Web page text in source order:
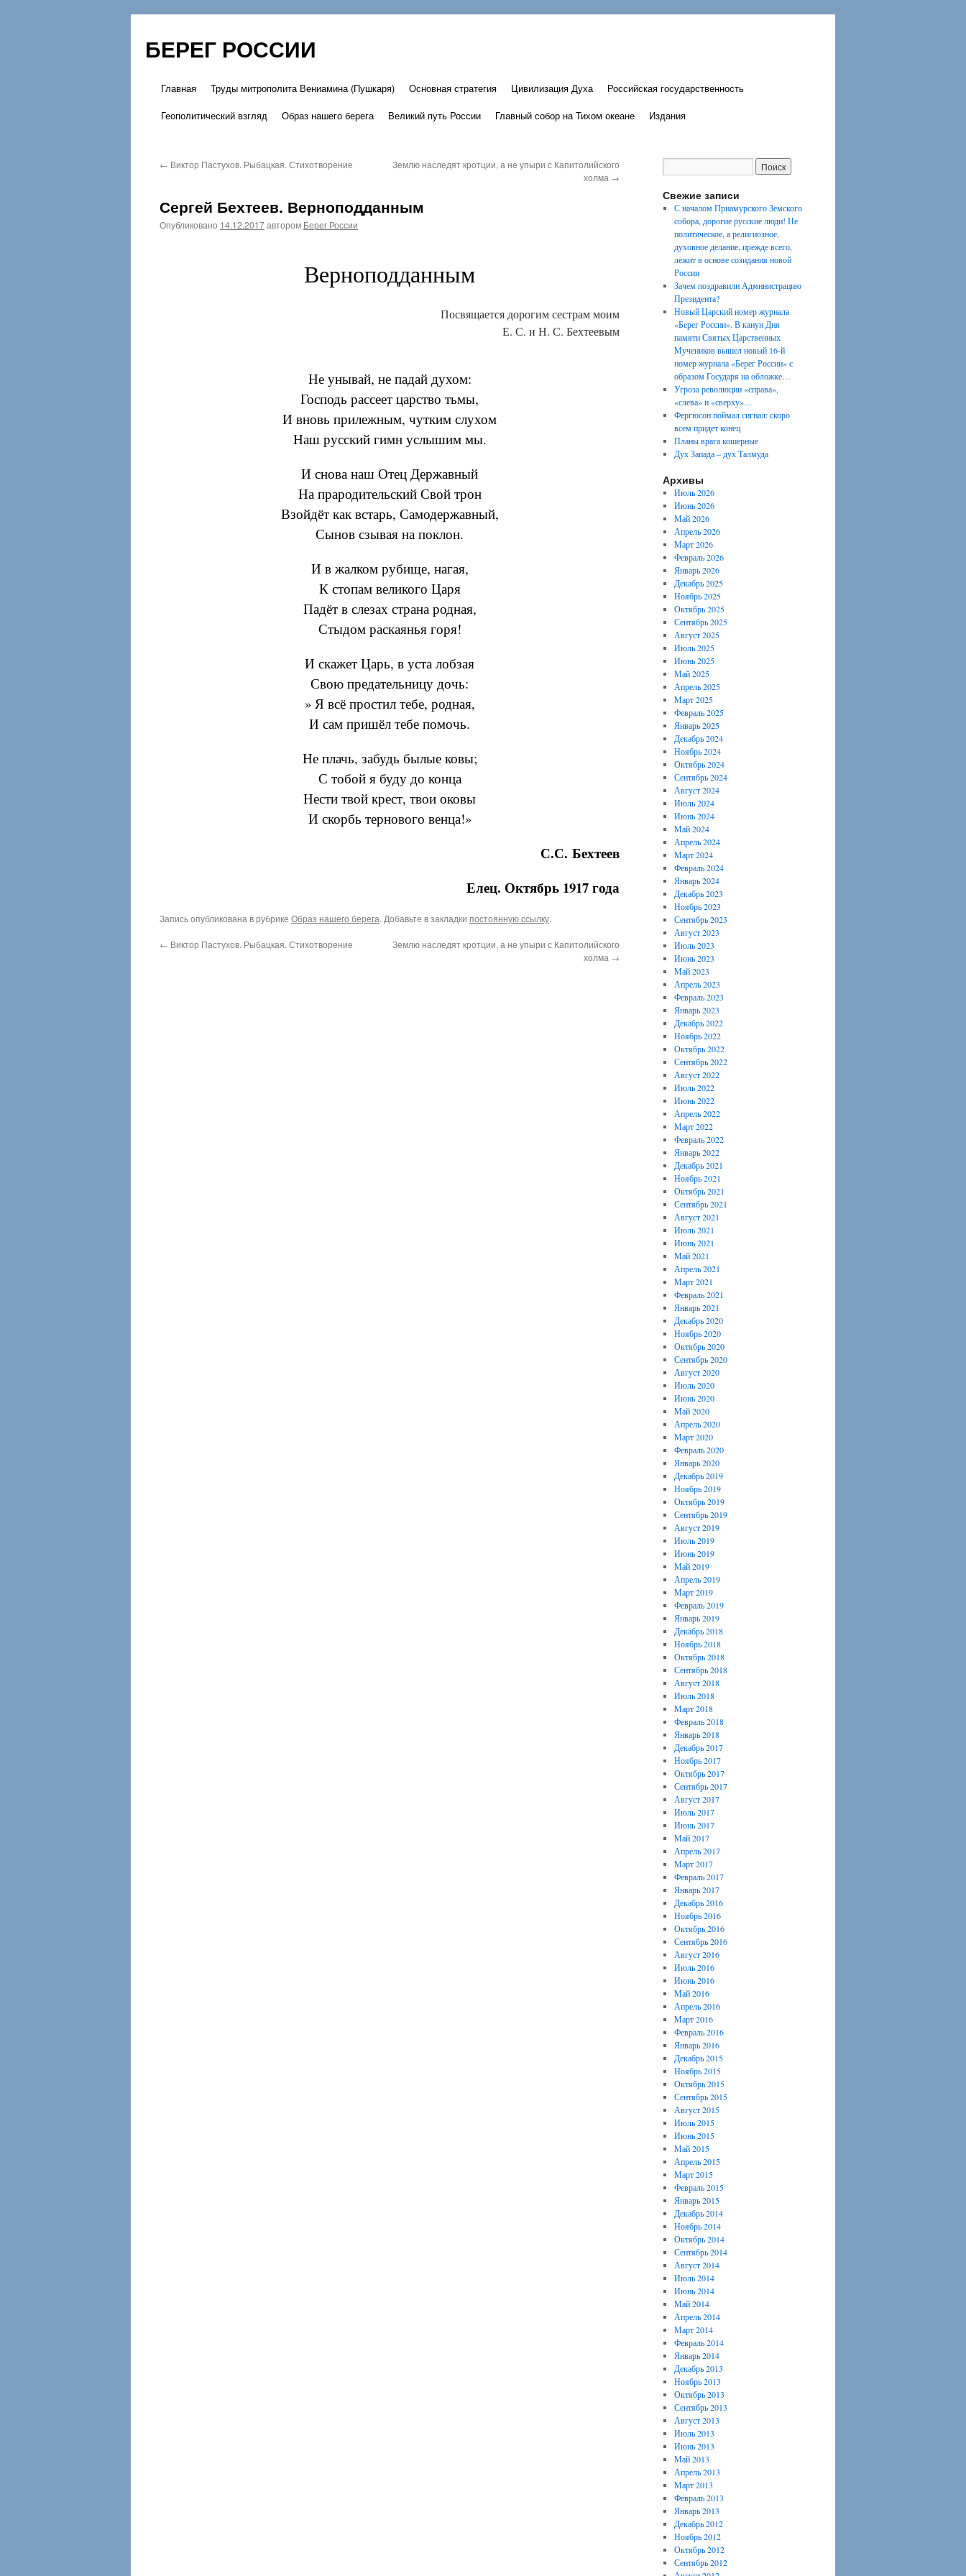
БЕРЕГ РОССИИ
Перейти
Главная Труды митрополита Вениамина (Пушкаря) Основная стратегия Цивилизация Духа
Российская государственность
Геополитический взгляд
Образ нашего берега Великий путь России Главный собор на Тихом океане Издания
← Виктор Пастухов. Рыбацкая. Стихотворение
Землю наследят кротции, а не упыри с Капитолийского
холма →
Сергей Бехтеев. Верноподданным
Опубликовано 14.12.2017автором Берег России
Верноподданным
Посвящается дорогим сестрам моим
Е. С. и Н. С. Бехтеевым
Не унывай, не падай духом:
Господь рассеет царство тьмы,
И вновь прилежным, чутким слухом
Наш русский гимн услышим мы.
И снова наш Отец Державный
На прародительский Свой трон
Взойдёт как встарь, Самодержавный,
Сынов сзывая на поклон.
И в жалком рубище, нагая,
К стопам великого Царя
Падёт в слезах страна родная,
Стыдом раскаянья горя!
И скажет Царь, в уста лобзая
Свою предательницу дочь:
» Я всё простил тебе, родная,
И сам пришёл тебе помочь.
Не плачь, забудь былые ковы;
С тобой я буду до конца
Нести твой крест, твои оковы
И скорбь тернового венца!»
С.С. Бехтеев
Елец. Октябрь 1917 года
Запись опубликована в рубрике Образ нашего берега. Добавьте в закладки постоянную ссылку.
← Виктор Пастухов. Рыбацкая. Стихотворение
Землю наследят кротции, а не упыри с Капитолийского
холма →
Свежие записи
С началом Приамурского Земского
собора, дорогие русские люди! Не
политическое, а религиозное,
духовное делание, прежде всего,
лежит в основе созидания новой
России
Зачем поздравили Администрацию
Президента?
Новый Царский номер журнала
«Берег России». В канун Дня
памяти Святых Царственных
Мучеников вышел новый 16-й
номер журнала «Берег России» с
образом Государя на обложке…
Угроза революции «справа»,
«слева» и «сверху»…
Фергюсон поймал сигнал: скоро
всем придет конец
Планы врага кошерные
Дух Запада – дух Талмуда
Архивы
Июль 2026
Июнь 2026
Май 2026
Апрель 2026
Март 2026
Февраль 2026
Январь 2026
Декабрь 2025
Ноябрь 2025
Октябрь 2025
Сентябрь 2025
Август 2025
Июль 2025
Июнь 2025
Май 2025
Апрель 2025
Март 2025
Февраль 2025
Январь 2025
Декабрь 2024
Ноябрь 2024
Октябрь 2024
Сентябрь 2024
Август 2024
Июль 2024
Июнь 2024
Май 2024
Апрель 2024
Март 2024
Февраль 2024
Январь 2024
Декабрь 2023
Ноябрь 2023
Сентябрь 2023
Август 2023
Июль 2023
Июнь 2023
Май 2023
Апрель 2023
Февраль 2023
Январь 2023
Декабрь 2022
Ноябрь 2022
Октябрь 2022
Сентябрь 2022
Август 2022
Июль 2022
Июнь 2022
Апрель 2022
Март 2022
Февраль 2022
Январь 2022
Декабрь 2021
Ноябрь 2021
Октябрь 2021
Сентябрь 2021
Август 2021
Июль 2021
Июнь 2021
Май 2021
Апрель 2021
Март 2021
Февраль 2021
Январь 2021
Декабрь 2020
Ноябрь 2020
Октябрь 2020
Сентябрь 2020
Август 2020
Июль 2020
Июнь 2020
Май 2020
Апрель 2020
Март 2020
Февраль 2020
Январь 2020
Декабрь 2019
Ноябрь 2019
Октябрь 2019
Сентябрь 2019
Август 2019
Июль 2019
Июнь 2019
Май 2019
Апрель 2019
Март 2019
Февраль 2019
Январь 2019
Декабрь 2018
Ноябрь 2018
Октябрь 2018
Сентябрь 2018
Август 2018
Июль 2018
Март 2018
Февраль 2018
Январь 2018
Декабрь 2017
Ноябрь 2017
Октябрь 2017
Сентябрь 2017
Август 2017
Июль 2017
Июнь 2017
Май 2017
Апрель 2017
Март 2017
Февраль 2017
Январь 2017
Декабрь 2016
Ноябрь 2016
Октябрь 2016
Сентябрь 2016
Август 2016
Июль 2016
Июнь 2016
Май 2016
Апрель 2016
Март 2016
Февраль 2016
Январь 2016
Декабрь 2015
Ноябрь 2015
Октябрь 2015
Сентябрь 2015
Август 2015
Июль 2015
Июнь 2015
Май 2015
Апрель 2015
Март 2015
Февраль 2015
Январь 2015
Декабрь 2014
Ноябрь 2014
Октябрь 2014
Сентябрь 2014
Август 2014
Июль 2014
Июнь 2014
Май 2014
Апрель 2014
Март 2014
Февраль 2014
Январь 2014
Декабрь 2013
Ноябрь 2013
Октябрь 2013
Сентябрь 2013
Август 2013
Июль 2013
Июнь 2013
Май 2013
Апрель 2013
Март 2013
Февраль 2013
Январь 2013
Декабрь 2012
Ноябрь 2012
Октябрь 2012
Сентябрь 2012